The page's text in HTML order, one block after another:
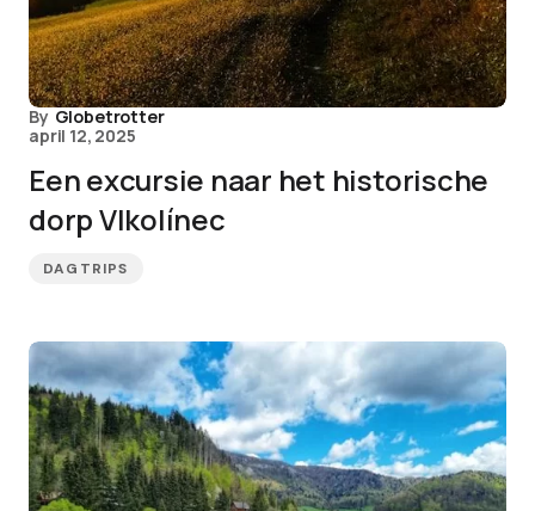
By Globetrotter
april 12, 2025
Een excursie naar het historische
dorp Vlkolínec
DAGTRIPS